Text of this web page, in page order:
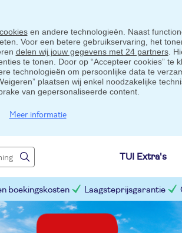
cookiesen andere technologieën. Naast
Voor een betere gebruikservaring, het
delen wij jouw gegevens met 24 partners.
te tonen. Door op “Accepteer cookies” te
technologieën om persoonlijke data te
plaatsen wij enkel noodzakelijke
van gepersonaliseerde content.
Meer informatie
TUI Extra's
boekingskosten Laagsteprijsgarantie